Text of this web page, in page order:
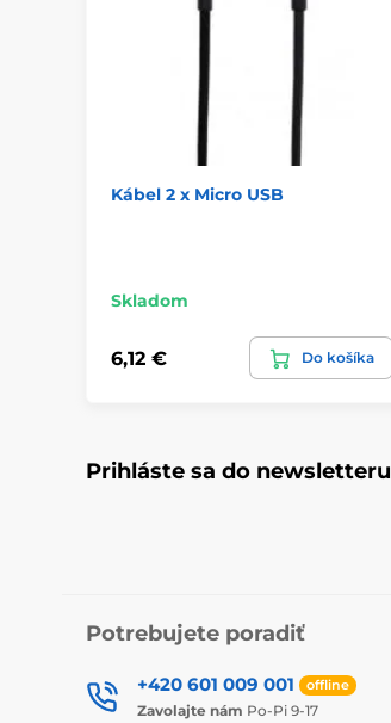
Kábel 2 x Micro USB
Skladom
6,12 € Do košíka
Prihláste sa do newsletteru
Potrebujete poradiť
+420 601 009 001 offline
Zavolajte nám Po-Pi 9-17